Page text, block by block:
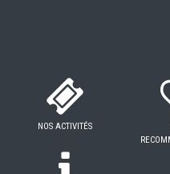
NOS ACTIVITÉS